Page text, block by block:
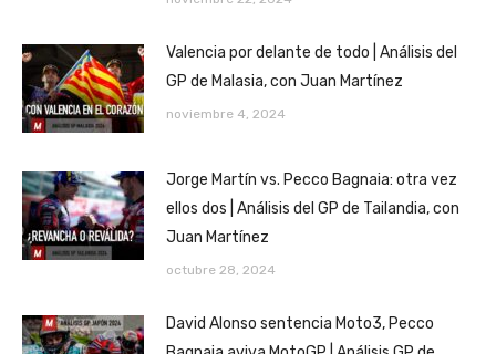
Valencia por delante de todo | Análisis del
GP de Malasia, con Juan Martínez
noviembre 4, 2024
Jorge Martín vs. Pecco Bagnaia: otra vez
ellos dos | Análisis del GP de Tailandia, con
Juan Martínez
octubre 28, 2024
David Alonso sentencia Moto3, Pecco